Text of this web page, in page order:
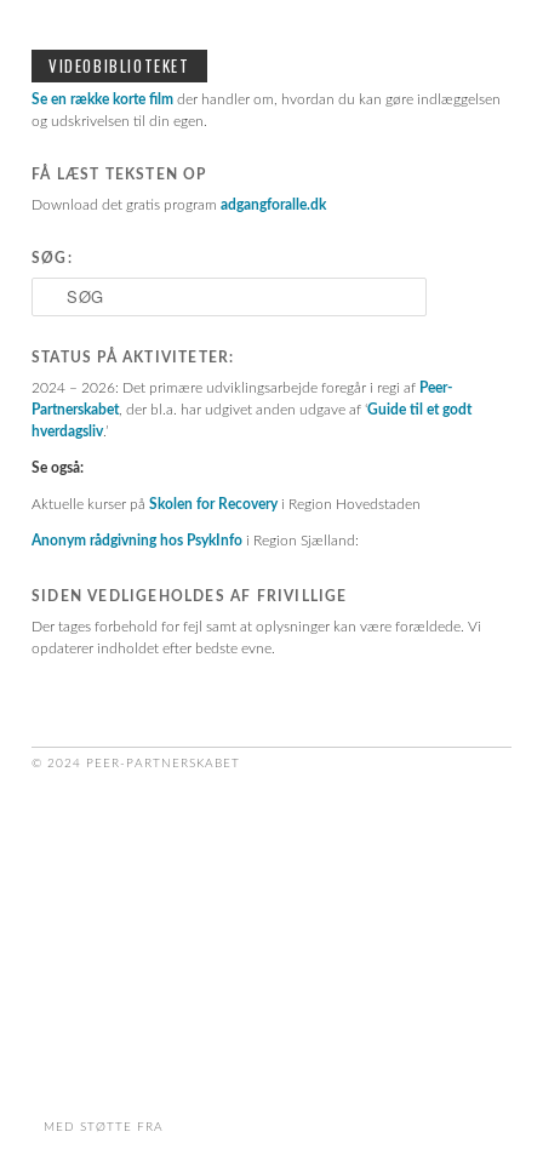
VIDEOBIBLIOTEKET
Se en række korte film der handler om, hvordan du kan gøre indlæggelsen
og udskrivelsen til din egen.
FÅ LÆST TEKSTEN OP
Download det gratis program adgangforalle.dk
SØG:
STATUS PÅ AKTIVITETER:
2024 – 2026: Det primære udviklingsarbejde foregår i regi af Peer-
Partnerskabet, der bl.a. har udgivet anden udgave af ‘Guide til et godt
hverdagsliv.’
Se også:
Aktuelle kurser på Skolen for Recoveryi Region Hovedstaden
Anonym rådgivning hos PsykInfo i Region Sjælland:
SIDEN VEDLIGEHOLDES AF FRIVILLIGE
Der tages forbehold for fejl samt at oplysninger kan være forældede. Vi
opdaterer indholdet efter bedste evne.
© 2024 PEER-PARTNERSKABET
MED STØTTE FRA